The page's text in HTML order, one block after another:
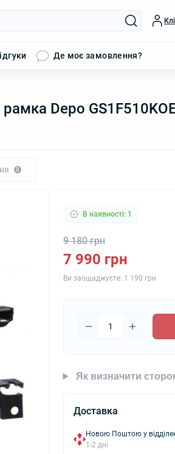
Де моє замовлення?
Depo
0
В наявності: 1
9 180 грн
7 990 грн
Ви заощаджуєте: 1 190 грн
Як визначити
Доставка
Новою Поштою у
1-2 дні